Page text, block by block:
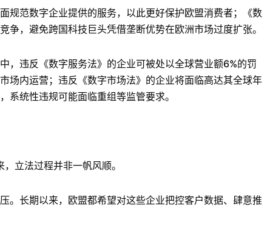
范数字企业提供的服务，以此更好保护欧盟消费者；《数
，避免跨国科技巨头凭借垄断优势在欧洲市场过度扩张。
违反《数字服务法》的企业可被处以全球营业额6%的罚
场内运营；违反《数字市场法》的企业将面临高达其全球年
系统性违规可能面临重组等监管要求。
立法过程并非一帆风顺。
长期以来，欧盟都希望对这些企业把控客户数据、肆意推